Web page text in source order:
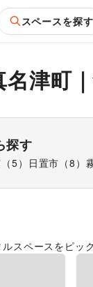
スペースを探す
名津町｜
探す
（5） 日置市 （8 ）
スペースをピッ